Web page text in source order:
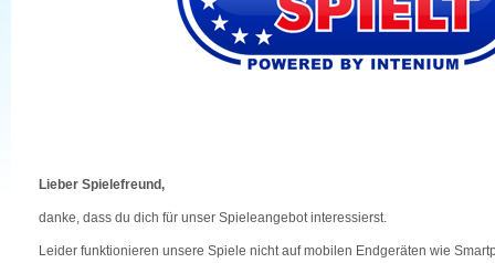
Lieber Spielefreund,
danke, dass du dich für unser Spieleangebot interessierst.
Leider funktionieren unsere Spiele nicht auf mobilen Endgeräten wie